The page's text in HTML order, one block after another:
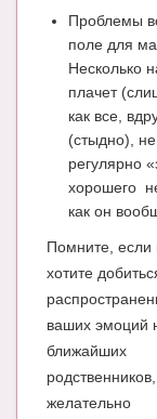
Проблемы
поле для
Несколько
плачет
как все,
(стыдно), не
регулярно
хорошего
как он
Помните, если
хотите
ваших эмоций
ближайших
родственников,
желательно